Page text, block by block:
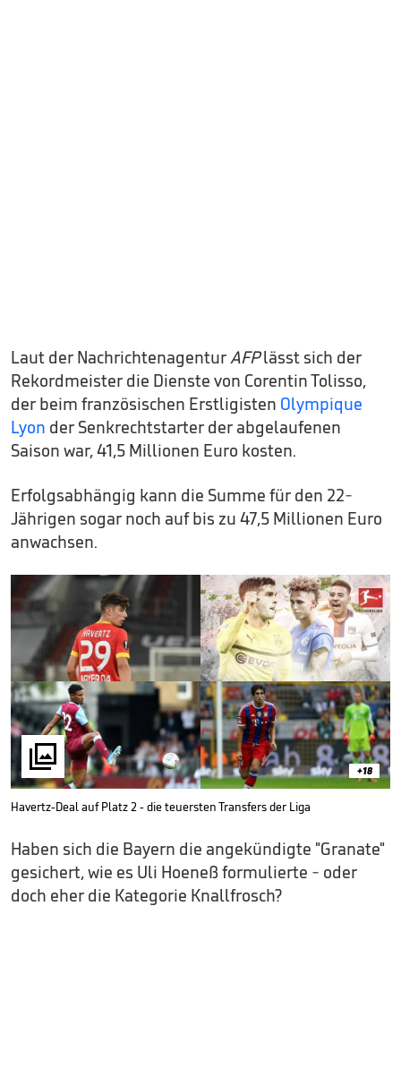
Laut der NachrichtenagenturAFPlässt sich der
Rekordmeister die Dienste von Corentin Tolisso,
der beim französischen Erstligisten Olympique
Lyon der Senkrechtstarter der abgelaufenen
Saison war, 41,5 Millionen Euro kosten.
Erfolgsabhängig kann die Summe für den 22-
Jährigen sogar noch auf bis zu 47,5 Millionen Euro
anwachsen.
 +18
Havertz-Deal auf Platz 2 - die teuersten Transfers der Liga
Haben sich die Bayern die angekündigte "Granate"
gesichert, wie es Uli Hoeneß formulierte - oder
doch eher die Kategorie Knallfrosch?